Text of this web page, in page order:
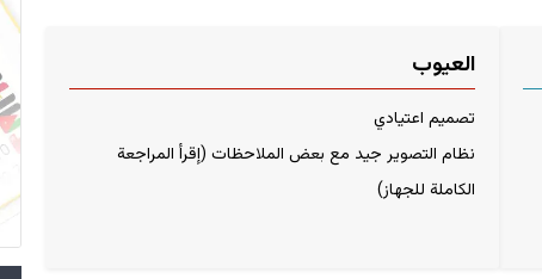
العيوب
تصميم اعتيادي
نظام التصوير جيد مع بعض الملاحظات (إقرأ المراجعة
الكاملة للجهاز)